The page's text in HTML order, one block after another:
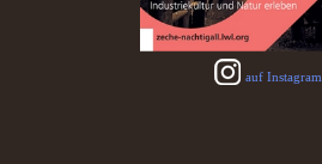
auf Instagram